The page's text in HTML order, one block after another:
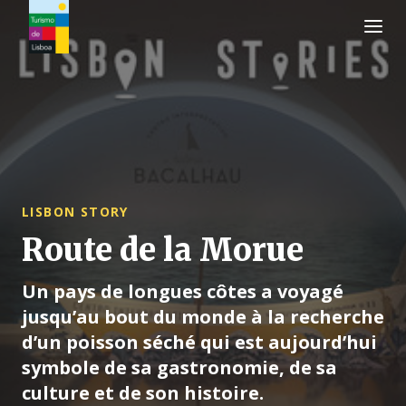
Logo de Turismo de Lisboa
LISBON STORY
Route de la Morue
Un pays de longues côtes a voyagé
jusqu’au bout du monde à la recherche
d’un poisson séché qui est aujourd’hui
symbole de sa gastronomie, de sa
culture et de son histoire.